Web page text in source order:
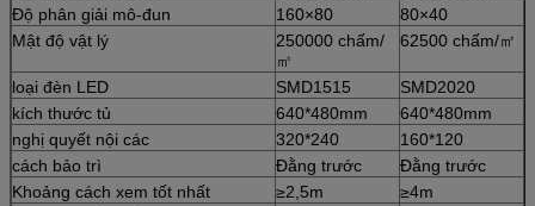
Độ phân giải mô-đun
160×80
80×40
Mật độ vật lý
250000 chấm/
㎡
62500 chấm/㎡
loại đèn LED SMD1515
SMD2020
kích thước tủ
640*480mm
640*480mm
nghị quyết nội các
320*240
160*120
cách bảo trì
Đằng trước
Đằng trước
Khoảng cách xem tốt nhất
≥2,5m
≥4m